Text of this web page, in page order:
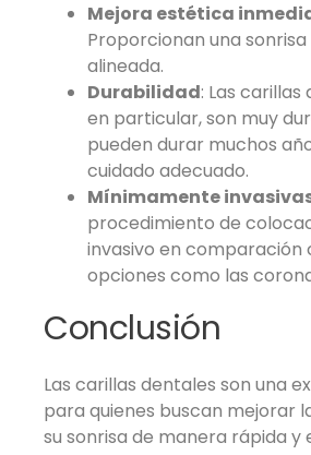
Mejora estética
Proporcionan una
alineada.
Durabilidad: Las
en particular, son muy
pueden durar muchos
cuidado adecuado.
Mínimamente
procedimiento de
invasivo en comparación
opciones como las
Conclusión
Las carillas dentales son una
para quienes buscan mejorar
su sonrisa de manera rápida y